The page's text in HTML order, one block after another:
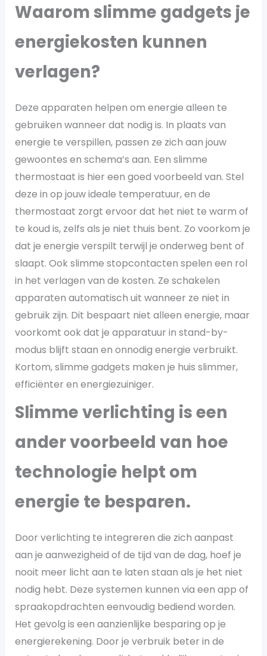
Waarom slimme gadgets je
energiekosten kunnen
verlagen?
Deze apparaten helpen om energie alleen te
gebruiken wanneer dat nodig is. In plaats van
energie te verspillen, passen ze zich aan jouw
gewoontes en schema’s aan. Een slimme
thermostaat is hier een goed voorbeeld van. Stel
deze in op jouw ideale temperatuur, en de
thermostaat zorgt ervoor dat het niet te warm of
te koud is, zelfs als je niet thuis bent. Zo voorkom je
dat je energie verspilt terwijl je onderweg bent of
slaapt. Ook slimme stopcontacten spelen een rol
in het verlagen van de kosten. Ze schakelen
apparaten automatisch uit wanneer ze niet in
gebruik zijn. Dit bespaart niet alleen energie, maar
voorkomt ook dat je apparatuur in stand-by-
modus blijft staan en onnodig energie verbruikt.
Kortom, slimme gadgets maken je huis slimmer,
efficiënter en energiezuiniger.
Slimme verlichting is een
ander voorbeeld van hoe
technologie helpt om
energie te besparen.
Door verlichting te integreren die zich aanpast
aan je aanwezigheid of de tijd van de dag, hoef je
nooit meer licht aan te laten staan als je het niet
nodig hebt. Deze systemen kunnen via een app of
spraakopdrachten eenvoudig bediend worden.
Het gevolg is een aanzienlijke besparing op je
energierekening. Door je verbruik beter in de